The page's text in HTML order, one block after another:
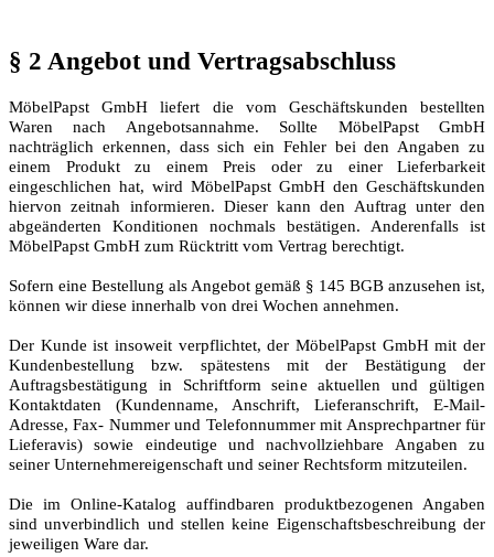
§ 2 Angebot und Vertragsabschluss
MöbelPapst GmbH liefert die vom Geschäftskunden bestellten
Waren nach Angebotsannahme. Sollte MöbelPapst GmbH
nachträglich erkennen, dass sich ein Fehler bei den Angaben zu
einem Produkt zu einem Preis oder zu einer Lieferbarkeit
eingeschlichen hat, wird MöbelPapst GmbH den Geschäftskunden
hiervon zeitnah informieren. Dieser kann den Auftrag unter den
abgeänderten Konditionen nochmals bestätigen. Anderenfalls ist
MöbelPapst GmbH zum Rücktritt vom Vertrag berechtigt.
Sofern eine Bestellung als Angebot gemäß § 145 BGB anzusehen ist,
können wir diese innerhalb von drei Wochen annehmen.
Der Kunde ist insoweit verpflichtet, der MöbelPapst GmbH mit der
Kundenbestellung bzw. spätestens mit der Bestätigung der
Auftragsbestätigung in Schriftform seine aktuellen und gültigen
Kontaktdaten (Kundenname, Anschrift, Lieferanschrift, E-Mail-
Adresse, Fax- Nummer und Telefonnummer mit Ansprechpartner für
Lieferavis) sowie eindeutige und nachvollziehbare Angaben zu
seiner Unternehmereigenschaft und seiner Rechtsform mitzuteilen.
Die im Online-Katalog auffindbaren produktbezogenen Angaben
sind unverbindlich und stellen keine Eigenschaftsbeschreibung der
jeweiligen Ware dar.